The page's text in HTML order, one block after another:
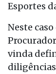
Esportes
Neste
vinda